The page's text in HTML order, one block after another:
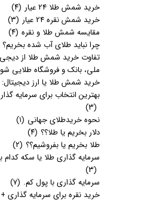
خرید شمش طلا 24 عیار
(۴)
خرید شمش نقره 24 عیار
(۳)
مقایسه شمش طلا و نقره (۴)
چرا نباید طلای آب شده بخریم؟
تفاوت خرید شمش طلا از دیجی
ملی، بانک و فروشگاه طلایی شو
خرید شمش طلا یا ارز
بهترین انتخاب برای سرمایه
(۳)
نحوه خریدطلای جهانی (۱)
دلار بخریم یا طلا؟؟ (۴)
طلا بخریم یا بفروشیم؟؟ (۲)
سرمایه گذاری طلا یا سکه کدام
(۳)
سرمایه گذاری با پول کم. (۷)
خرید نقره برای سرمایه گذاری